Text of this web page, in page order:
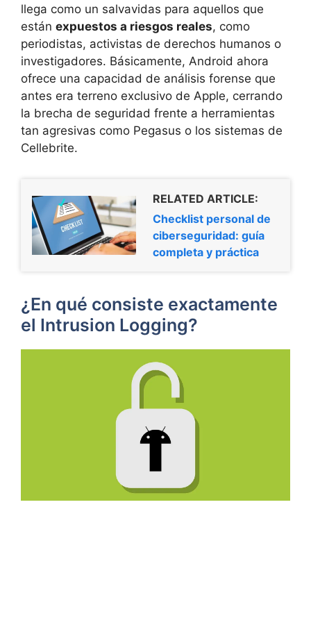
llega como un salvavidas para aquellos que
están expuestos a riesgos reales, como
periodistas, activistas de derechos humanos o
investigadores. Básicamente, Android ahora
ofrece una capacidad de análisis forense que
antes era terreno exclusivo de Apple, cerrando
la brecha de seguridad frente a herramientas
tan agresivas como Pegasus o los sistemas de
Cellebrite.
RELATED ARTICLE:
Checklist personal de
ciberseguridad: guía
completa y práctica
¿En qué consiste exactamente
el Intrusion Logging?